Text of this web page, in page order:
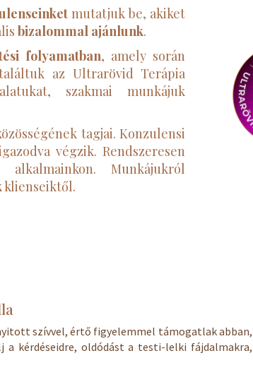
mutatjuk be, akiket
bizalommal ajánlunk.
folyamatban, amely során
az Ultrarövid Terápia
szakmai munkájuk
tagjai. Konzulensi
végzik. Rendszeresen
Munkájukról
klienseiktől.
szívvel, értő figyelemmel támogatlak abban,
a kérdéseidre, oldódást a testi-lelki fájdalmakra,